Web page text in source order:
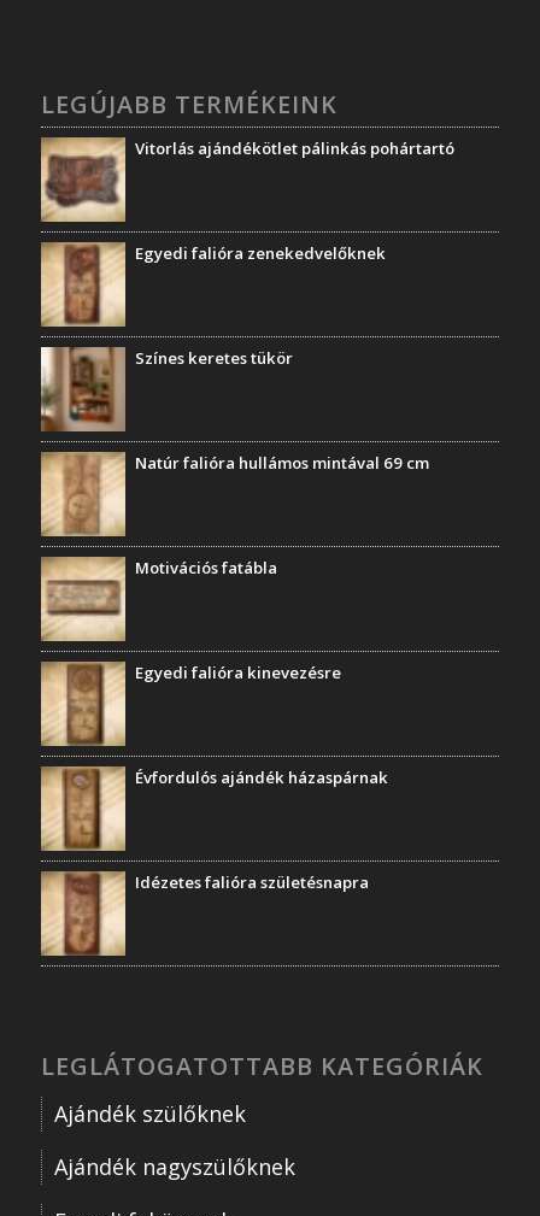
LEGÚJABB TERMÉKEINK
Vitorlás ajándékötlet pálinkás pohártartó
Egyedi falióra zenekedvelőknek
Színes keretes tükör
Natúr falióra hullámos mintával 69 cm
Motivációs fatábla
Egyedi falióra kinevezésre
Évfordulós ajándék házaspárnak
Idézetes falióra születésnapra
LEGLÁTOGATOTTABB KATEGÓRIÁK
Ajándék szülőknek
Ajándék nagyszülőknek